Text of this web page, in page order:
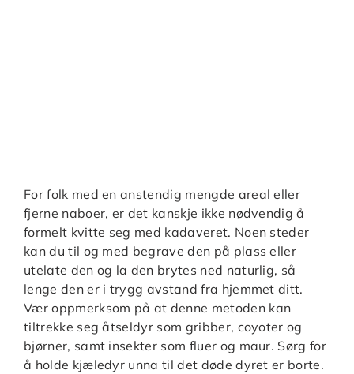
For folk med en anstendig mengde areal eller
fjerne naboer, er det kanskje ikke nødvendig å
formelt kvitte seg med kadaveret. Noen steder
kan du til og med begrave den på plass eller
utelate den og la den brytes ned naturlig, så
lenge den er i trygg avstand fra hjemmet ditt.
Vær oppmerksom på at denne metoden kan
tiltrekke seg åtseldyr som gribber, coyoter og
bjørner, samt insekter som fluer og maur. Sørg for
å holde kjæledyr unna til det døde dyret er borte.